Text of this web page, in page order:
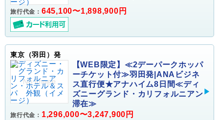
旅行代金： 645,100〜1,898,900円
東京（羽田）発
【WEB限定】≪2デーパークホッパ
ーチケット付≫羽田発|ANAビジネ
ス直行便★アナハイム8日間≪ディ
ズニーグランド・カリフォルニアン
滞在≫
旅行代金： 1,296,000〜3,247,900円